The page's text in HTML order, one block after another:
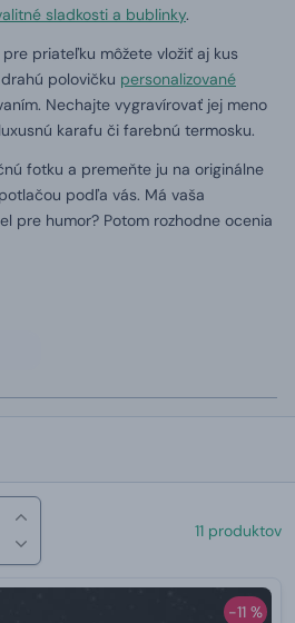
sladkosti a bublinky.
priateľku môžete vložiť aj kus
polovičku personalizované
Nechajte vygravírovať jej meno
karafu či farebnú termosku.
fotku a premeňte ju na originálne
podľa vás. Má vaša
pre humor? Potom rozhodne ocenia
11 produktov
-11 %